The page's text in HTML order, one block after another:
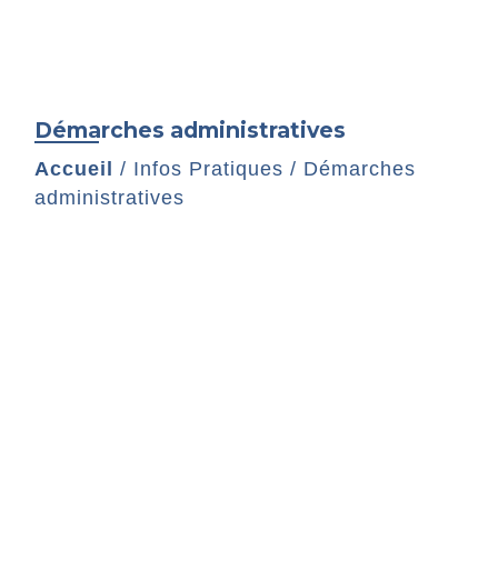
Démarches administratives
Accueil / Infos Pratiques / Démarches
administratives